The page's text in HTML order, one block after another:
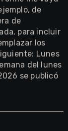
de
de
para incluir
los
Lunes
del lunes
se publicó